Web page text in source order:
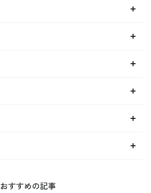
おすすめの記事